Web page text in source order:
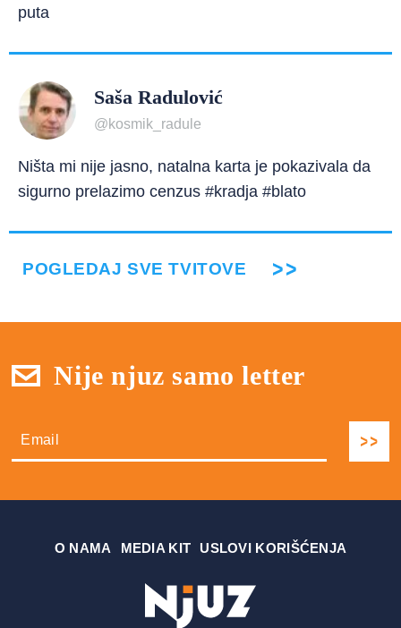
puta
Saša Radulović
@kosmik_radule
Ništa mi nije jasno, natalna karta je pokazivala da
sigurno prelazimo cenzus #kradja #blato
POGLEDAJ SVE TVITOVE
Nije njuz samo letter
О NAMA MEDIA KIT USLOVI KORIŠĆENJA